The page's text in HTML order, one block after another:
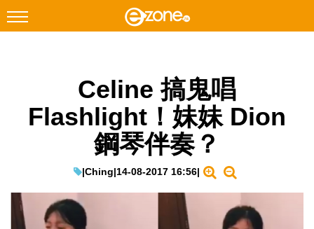
Instagram
科技焦點
教學評測
EduTech
Celine 搞鬼唱
Flashlight！妹妹 Dion
鋼琴伴奏？
|Ching|14-08-2017 16:56|